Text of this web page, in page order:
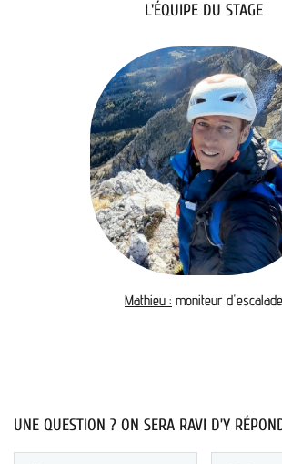
L'ÉQUIPE DU STAGE
Mathieu : moniteur d'escalade
UNE QUESTION ? ON SERA RAVI D’Y